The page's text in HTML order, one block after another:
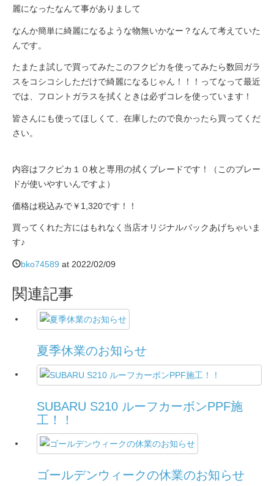
麗になったなんて事がありまして
なんか簡単に綺麗になるような物無いかなー？なんて考えていた
んです。
たまたま試しで買ってみたこのフクピカを使ってみたら数回ガラ
スをコシコシしただけで綺麗になるじゃん！！！ってなって最近
では、フロントガラスを拭くときは必ずコレを使っています！
皆さんにも使ってほしくて、在庫したので良かったら買ってくだ
さい。
内容はフクピカ１０枚と専用の拭くブレードです！（このブレー
ドが使いやすいんですよ）
価格は税込みで￥1,320です！！
買ってくれた方にはもれなく当店オリジナルバックあげちゃいま
す♪
bko74589 at 2022/02/09
関連記事
夏季休業のお知らせ
SUBARU S210 ルーフカーボンPPF施
工！！
ゴールデンウィークの休業のお知らせ